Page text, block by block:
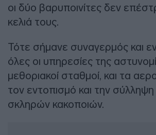
οι δύο βαρυποινίτες δεν
κελιά τους.
Τότε σήμανε συναγερμός και
όλες οι υπηρεσίες της
μεθοριακοί σταθμοί, και τα
τον εντοπισμό και την
σκληρών κακοποιών.